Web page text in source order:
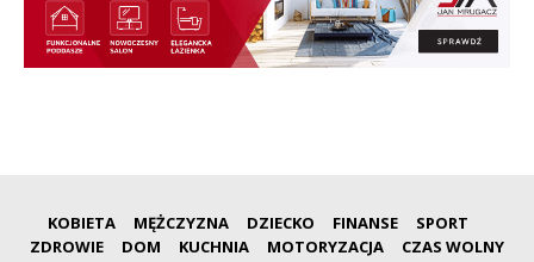
KOBIETA MĘŻCZYZNA DZIECKO FINANSE
SPORT
ZDROWIE
DOM KUCHNIA MOTORYZACJA CZAS WOLNY